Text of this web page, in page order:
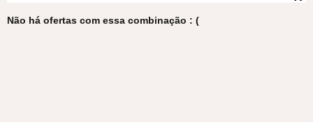
Não há ofertas com essa combinação : (